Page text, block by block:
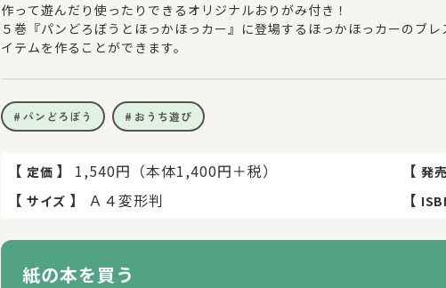
作って遊んだり使ったりできるオリジナルおりがみ付き！
５巻『パンどろぼうとほっかほっカー』に登場するほっかほっカーのブ
イテムを作ることができます。
パンどろぼう おうち遊び
【 定価 】 1,540円（本体1,400円＋税） 【 発
【 サイズ 】 Ａ４変形判 【
紙の本を買う